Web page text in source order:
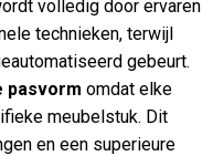
volledig door ervaren
technieken, terwijl
gebeurt.
pasvorm omdat elke
meubelstuk. Dit
en een superieure